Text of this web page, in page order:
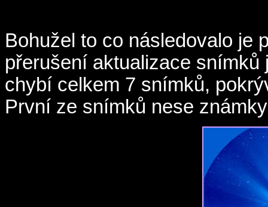
Bohužel to co následovalo je
přerušení aktualizace
chybí celkem 7 snímků,
První ze snímků nese